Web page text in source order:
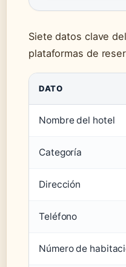
Siete datos clave
plataformas de
DATO
Nombre del hotel
Categoría
Dirección
Teléfono
Número de